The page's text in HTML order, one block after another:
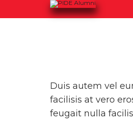
Alex Maslov
I
Duis autem vel
facilisis at vero
feugait nulla